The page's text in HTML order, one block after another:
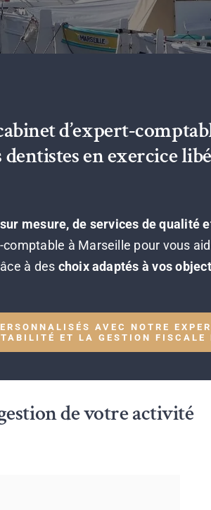
d’expert-
dentistes en exercice
mesure, de services de qualité
à Marseille pour vous
à des choix adaptés à vos
AVEC NOTRE
ET LA GESTION FISCALE
de votre activité